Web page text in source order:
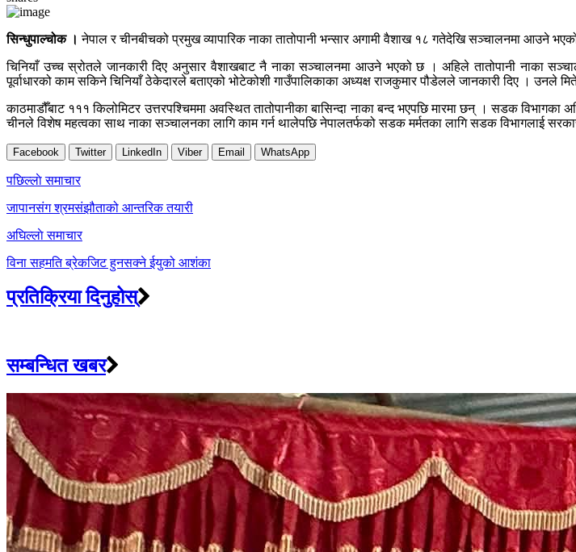
सिन्धुपाल्चोक । नेपाल र चीनबीचको प्रमुख व्यापारिक नाका तातोपानी भन्सार अगामी वैशाख १८ गतेदेखि सञ्चालनमा आउने
चिनियाँ उच्च स्रोतले जानकारी दिए अनुसार वैशाखबाट नै नाका सञ्चालनमा आउने भएको छ । अहिले तातोपानी नाका
पूर्वाधारको काम सकिने चिनियाँ ठेकेदारले बताएको भोटेकोशी गाउँपालिकाका अध्यक्ष राजकुमार पौडेलले जानकारी दिए । उनले
काठमाडौँबाट १११ किलोमिटर उत्तरपश्चिममा अवस्थित तातोपानीका बासिन्दा नाका बन्द भएपछि मारमा छन् । सडक
चीनले विशेष महत्वका साथ नाका सञ्चालनका लागि काम गर्न थालेपछि नेपालतर्फको सडक मर्मतका लागि सडक विभागलाई
Facebook Twitter LinkedIn Viber Email WhatsApp
Post
navigation
पछिल्लाे समाचार
जापानसंग श्रमसंझौताको आन्तरिक तयारी
अघिल्लाे समाचार
विना सहमति ब्रेकजिट हुनसक्ने ईयुको आशंका
प्रतिक्रिया दिनुहोस्
सम्बन्धित खबर